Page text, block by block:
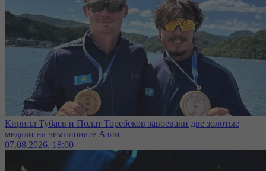
Кирилл Тубаев и Полат Торебеков завоевали две золотые
медали на чемпионате Азии
07.08.2026, 18:00